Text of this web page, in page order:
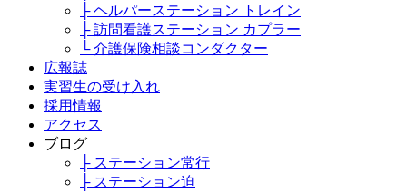
├ ヘルパーステーション トレイン
├ 訪問看護ステーション カプラー
└ 介護保険相談コンダクター
広報誌
実習生の受け入れ
採用情報
アクセス
ブログ
├ ステーション常行
├ ステーション迫